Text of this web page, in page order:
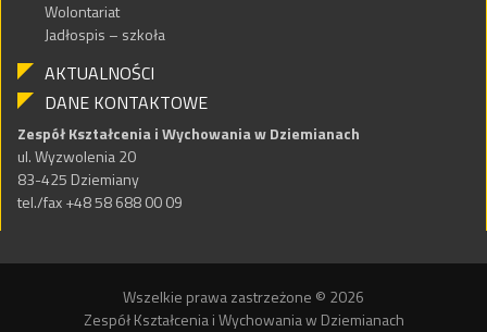
Wolontariat
Jadłospis – szkoła
AKTUALNOŚCI
DANE KONTAKTOWE
Zespół Kształcenia i Wychowania w Dziemianach
ul. Wyzwolenia 20
83-425 Dziemiany
tel./fax +48 58 688 00 09
Wszelkie prawa zastrzeżone © 2026
Zespół Kształcenia i Wychowania w Dziemianach